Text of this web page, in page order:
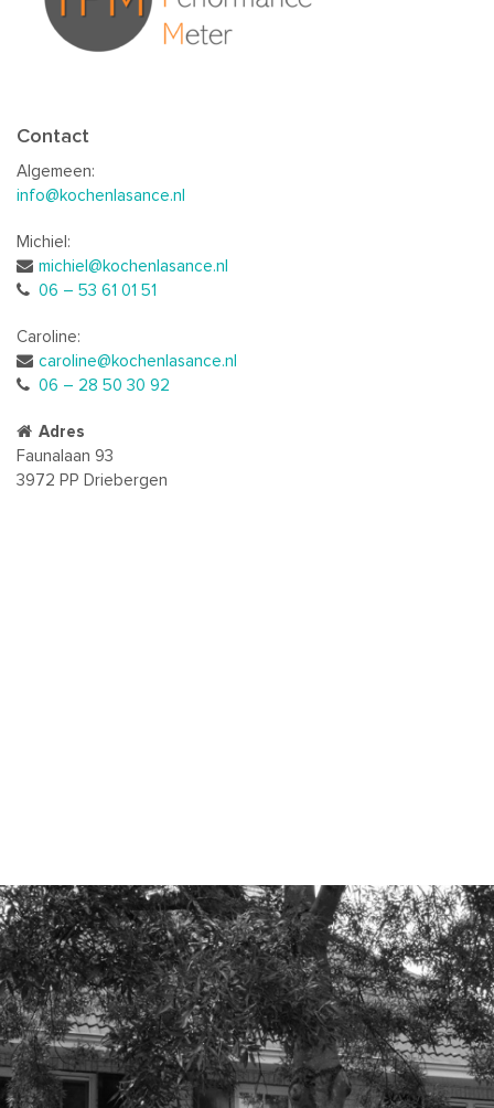
Contact
Algemeen:
info@kochenlasance.nl
Michiel:
michiel@kochenlasance.nl
06 – 53 61 01 51
Caroline:
caroline@kochenlasance.nl
06 – 28 50 30 92
Adres
Faunalaan 93
3972 PP Driebergen